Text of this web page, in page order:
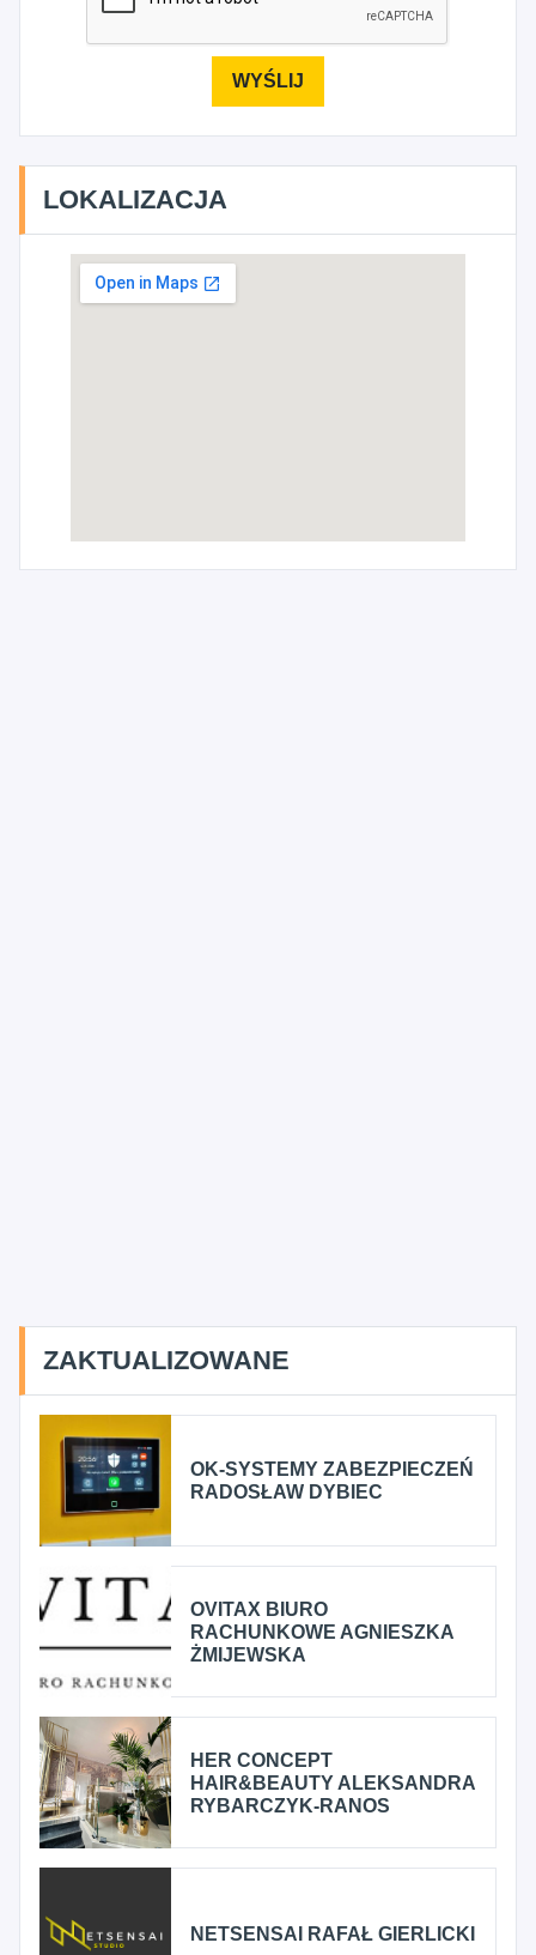
LOKALIZACJA
ZAKTUALIZOWANE
OK-SYSTEMY ZABEZPIECZEŃ
RADOSŁAW DYBIEC
OVITAX BIURO
RACHUNKOWE AGNIESZKA
ŻMIJEWSKA
HER CONCEPT
HAIR&BEAUTY ALEKSANDRA
RYBARCZYK-RANOS
NETSENSAI RAFAŁ GIERLICKI